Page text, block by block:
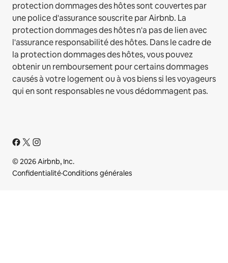
protection dommages des hôtes sont couvertes par
une police d'assurance souscrite par Airbnb. La
protection dommages des hôtes n'a pas de lien avec
l'assurance responsabilité des hôtes. Dans le cadre de
la protection dommages des hôtes, vous pouvez
obtenir un remboursement pour certains dommages
causés à votre logement ou à vos biens si les voyageurs
qui en sont responsables ne vous dédommagent pas.
© 2026 Airbnb, Inc.
Confidentialité·Conditions générales